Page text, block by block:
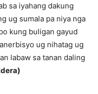
sa iyahang dakung
ug sumala pa niya nga
kung buligan gayud
ug nihatag ug
labaw sa tanan daling